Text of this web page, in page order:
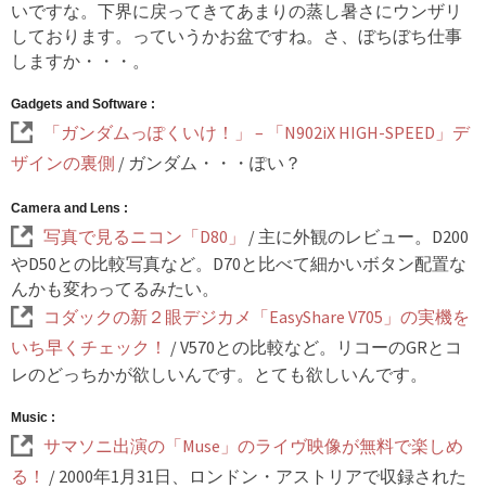
いですな。下界に戻ってきてあまりの蒸し暑さにウンザリ
しております。っていうかお盆ですね。さ、ぼちぼち仕事
しますか・・・。
Gadgets and Software :
「ガンダムっぽくいけ！」 – 「N902iX HIGH-SPEED」デ
ザインの裏側 / ガンダム・・・ぽい？
Camera and Lens :
写真で見るニコン「D80」
/ 主に外観のレビュー。D200
やD50との比較写真など。D70と比べて細かいボタン配置な
んかも変わってるみたい。
コダックの新２眼デジカメ「EasyShare V705」の実機を
いち早くチェック！ / V570との比較など。リコーのGRとコ
レのどっちかが欲しいんです。とても欲しいんです。
Music :
サマソニ出演の「Muse」のライヴ映像が無料で楽しめ
る！ / 2000年1月31日、ロンドン・アストリアで収録された